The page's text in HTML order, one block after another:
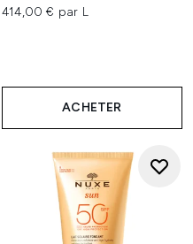
414,00 € par L
ACHETER